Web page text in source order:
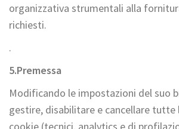
organizzativa strumentali alla
richiesti.
.
5.Premessa
Modificando le impostazioni del suo
gestire, disabilitare e cancellare